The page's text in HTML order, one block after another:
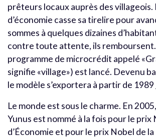
prêteurs locaux auprès des
d’économie casse sa tirelire pour
sommes à quelques dizaines
contre toute attente, ils
programme de microcrédit appelé
signifie «village») est lancé. Devenu
le modèle s’exportera à partir de 1989
Le monde est sous le charme. En
Yunus est nommé à la fois pour le prix
d’Économie et pour le prix Nobel de la